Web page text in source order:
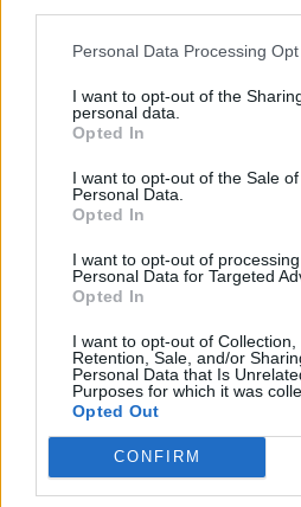
Personal Data Processing
I want to opt-out of the
personal data.
Opted In
I want to opt-out of the Sale
Personal Data.
Opted In
I want to opt-out of
Personal Data for Targeted
Opted In
I want to opt-out of Collection,
Retention, Sale, and/or
Personal Data that Is
Purposes for which it was
Opted Out
CONFIRM
Walt Disney Pictures
Unidos su primer clásico
y los siete enanitos).
21 de diciembre de
El Senado de los Países
accidentes laborales.
Las mujeres participan
historia de Europa en unas
elecciones comunales de
Efemérides de